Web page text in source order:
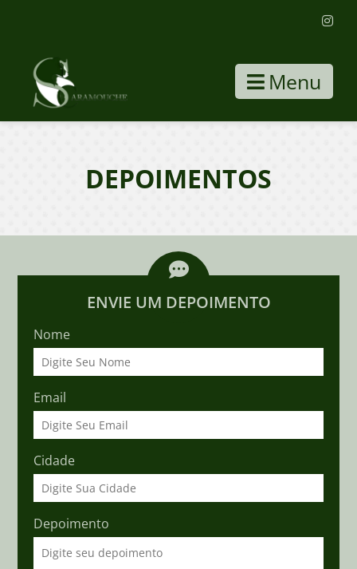
Menu
DEPOIMENTOS
ENVIE UM DEPOIMENTO
Nome
Email
Cidade
Depoimento